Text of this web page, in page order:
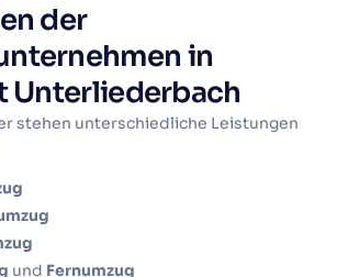
der
in
Unterliederbach
stehen unterschiedliche Leistungen
und Fernumzug